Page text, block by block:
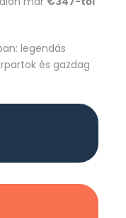
legendás
és gazdag